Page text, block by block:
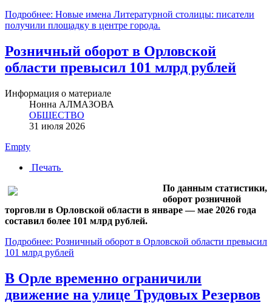
Подробнее: Новые имена Литературной столицы: писатели
получили площадку в центре города.
Розничный оборот в Орловской
области превысил 101 млрд рублей
Информация о материале
Нонна АЛМАЗОВА
ОБЩЕСТВО
31 июля 2026
Empty
Печать
По данным статистики,
оборот розничной
торговли в Орловской области в январе — мае 2026 года
составил более 101 млрд рублей.
Подробнее: Розничный оборот в Орловской области превысил
101 млрд рублей
В Орле временно ограничили
движение на улице Трудовых Резервов